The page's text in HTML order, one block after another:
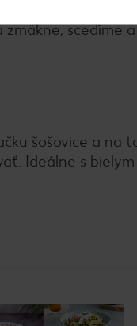
úplne zalejeme
zmäkne,
šošovice a na
Ideálne s